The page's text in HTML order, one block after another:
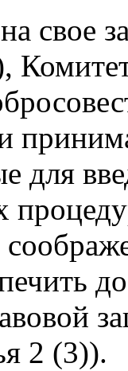
свое
для
2 (3)).